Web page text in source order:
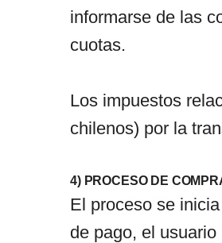
informarse de las
cuotas.
Los impuestos
chilenos) por la
4) PROCESO DE
El proceso se
de pago, el